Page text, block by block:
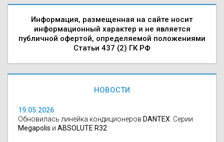
Информация, размещенная на сайте носит
информационный характер и не является
публичной офертой, определяемой положениями
Статьи 437 (2) ГК РФ
НОВОСТИ
19.05.2026
Обновилась линейка кондиционеров DANTEX . Серии
Megapolis и ABSOLUTE R32